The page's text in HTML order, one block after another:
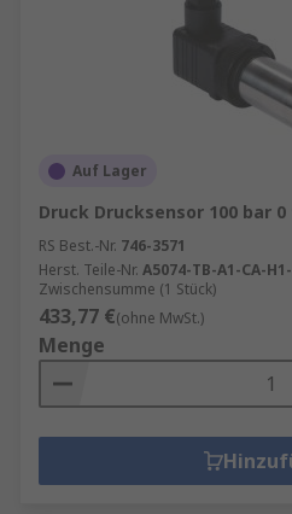
Auf Lager
Druck Drucksensor 100 bar 0
RS Best.-Nr. 746-3571
Herst. Teile-Nr. A5074-TB-A1-CA-
Zwischensumme (1 Stück)
433,77 €(ohne MwSt.)
Menge